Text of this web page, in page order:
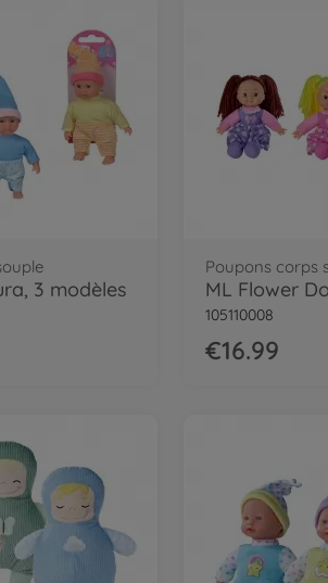
3 modèles
Poupons corps
ML Flower
105110008
€16.99